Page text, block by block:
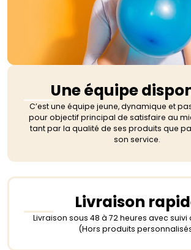
Une équipe
C’est une équipe jeune, dynamique et
pour objectif principal de satisfaire au
tant par la qualité de ses produits que
son service.
Livraison
Livraison sous 48 à 72 heures avec suivi
(Hors produits